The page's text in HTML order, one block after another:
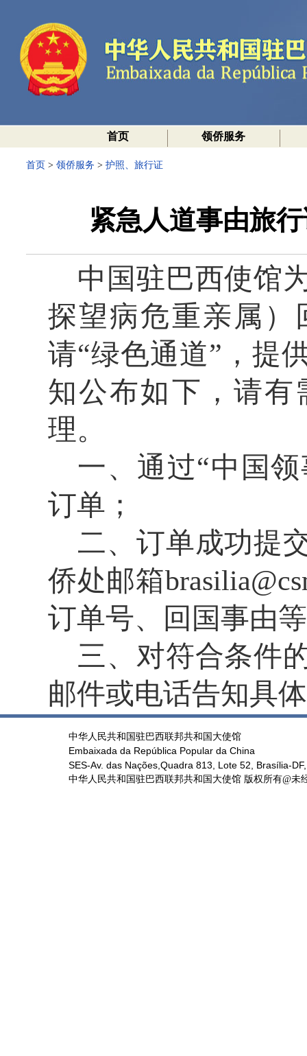
首页 领侨服务
首页 > 领侨服务 > 护照、旅行证
紧急人道事由旅
中国驻巴西使馆
探望病危重亲属）
请“绿色通道”，提
知公布如下，请有
理。
一、通过“中国
订单；
二、订单成功提
侨处邮箱
订单号、回国事由
三、对符合条件
邮件或电话告知具
中华人民共和国驻巴西联邦共和国大使馆
Embaixada da República Popular da China
SES-Av. das Nações,Quadra 813, Lote 52, Brasília-
中华人民共和国驻巴西联邦共和国大使馆 版权所有@未